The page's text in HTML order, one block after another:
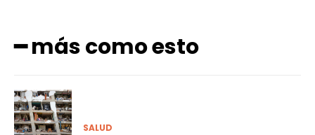
━ más como esto
SALUD